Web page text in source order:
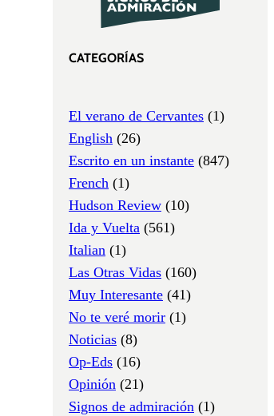
CATEGORÍAS
El verano de Cervantes (1)
English (26)
Escrito en un instante (847)
French (1)
Hudson Review (10)
Ida y Vuelta (561)
Italian (1)
Las Otras Vidas (160)
Muy Interesante (41)
No te veré morir (1)
Noticias (8)
Op-Eds (16)
Opinión (21)
Signos de admiración (1)